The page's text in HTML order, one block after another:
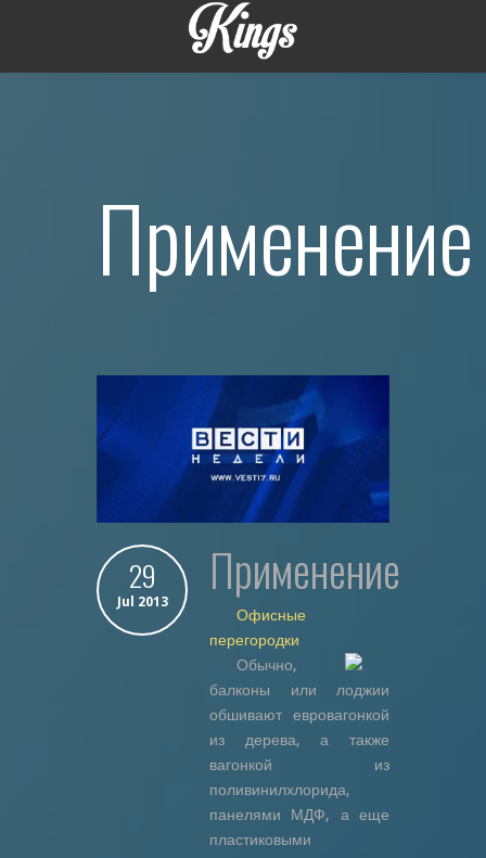
Применение
29
Jul 2013 Применение
Офисные
перегородки
Обычно,
балконы или лоджии
обшивают евровагонкой
из дерева, а также
вагонкой из
поливинилхлорида,
панелями МДФ, а еще
пластиковыми